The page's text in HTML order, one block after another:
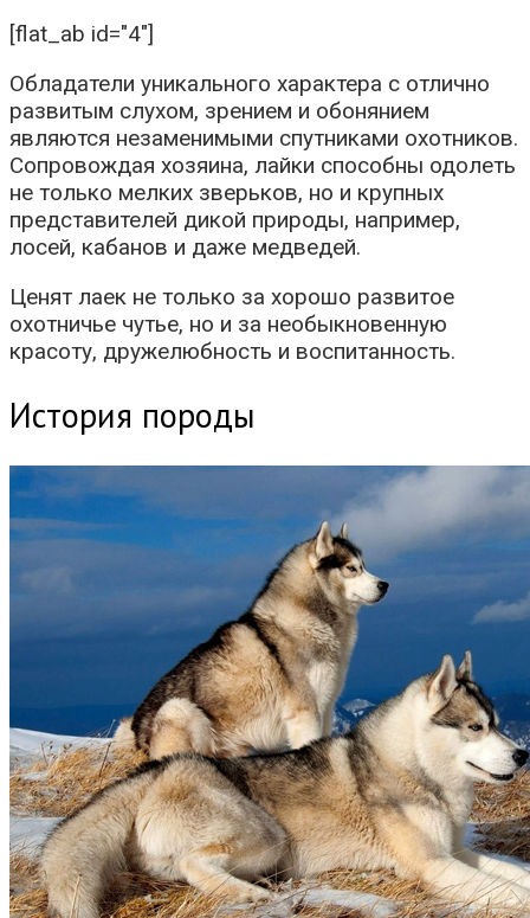
[flat_ab id="4"]
Обладатели уникального характера с отлично
развитым слухом, зрением и обонянием
являются незаменимыми спутниками охотников.
Сопровождая хозяина, лайки способны одолеть
не только мелких зверьков, но и крупных
представителей дикой природы, например,
лосей, кабанов и даже медведей.
Ценят лаек не только за хорошо развитое
охотничье чутье, но и за необыкновенную
красоту, дружелюбность и воспитанность.
История породы